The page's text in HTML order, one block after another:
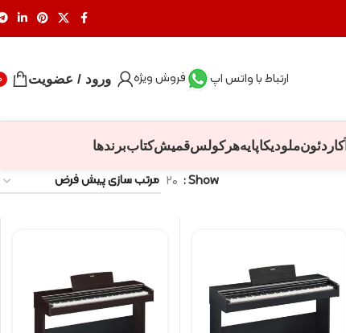
ارتباط با واتس اپ فروش ویژه ورود / عضویت
آکاردئونملودیکاپایههرکولسقمیشکتاببرندها
Show ۲۰